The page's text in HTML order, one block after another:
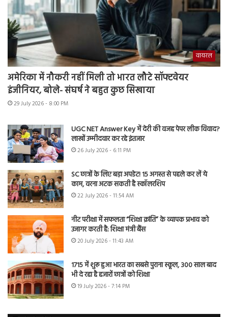
वायरल
अमेरिका में नौकरी नहीं मिली तो भारत लौटे सॉफ्टवेयर
इंजीनियर, बोले- संघर्ष ने बहुत कुछ सिखाया
29 July 2026 - 8:00 PM
UGC NET Answer Key में देरी की वजह पेपर लीक विवाद?
लाखों उम्मीदवार कर रहे इंतजार
26 July 2026 - 6:11 PM
SC छात्रों के लिए बड़ा अपडेट! 15 अगस्त से पहले कर लें ये
काम, वरना अटक सकती है स्कॉलरशिप
22 July 2026 - 11:54 AM
नीट परीक्षा में सफलता “शिक्षा क्रांति” के व्यापक प्रभाव को
उजागर करती है: शिक्षा मंत्री बैंस
20 July 2026 - 11:43 AM
1715 में शुरू हुआ भारत का सबसे पुराना स्कूल, 300 साल बाद
भी दे रहा है हजारों छात्रों को शिक्षा
19 July 2026 - 7:14 PM